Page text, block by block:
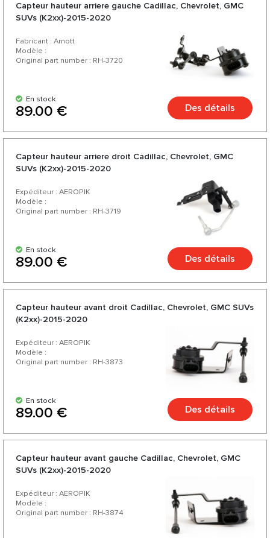
Capteur hauteur arriere gauche Cadillac, Chevrolet, GMC
SUVs (K2xx)-2015-2020
Fabricant : Arnott
Modèle :
Original part number : RH-3720
En stock
89.00 € Des détails
Capteur hauteur arriere droit Cadillac, Chevrolet, GMC
SUVs (K2xx)-2015-2020
Expéditeur : AEROPIK
Modèle :
Original part number : RH-3719
En stock
89.00 € Des détails
Capteur hauteur avant droit Cadillac, Chevrolet, GMC SUVs
(K2xx)-2015-2020
Expéditeur : AEROPIK
Modèle :
Original part number : RH-3873
En stock
89.00 € Des détails
Capteur hauteur avant gauche Cadillac, Chevrolet, GMC
SUVs (K2xx)-2015-2020
Expéditeur : AEROPIK
Modèle :
Original part number : RH-3874